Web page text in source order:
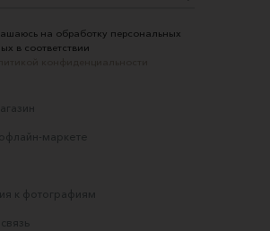
на обработку персональных
в соответствии
маркете
к фотографиям